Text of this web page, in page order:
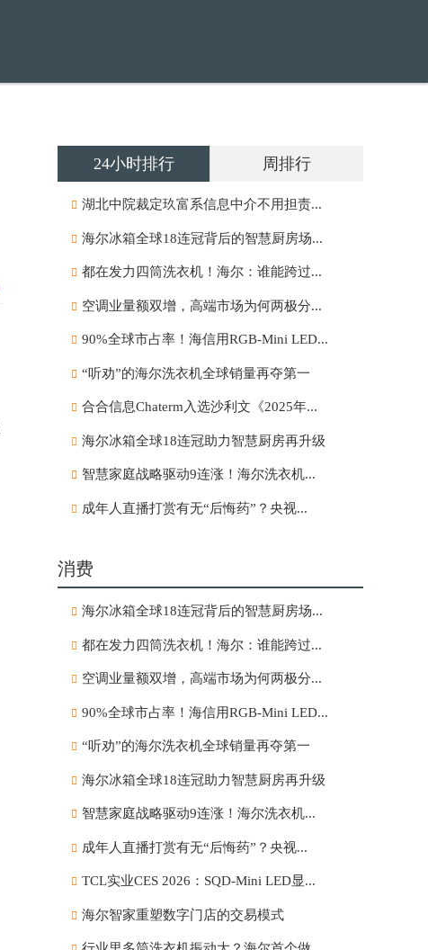
24小时排行 周排行
湖北中院裁定玖富系信息中介不用担责...
海尔冰箱全球18连冠背后的智慧厨房场...
都在发力四筒洗衣机！海尔：谁能跨过...
空调业量额双增，高端市场为何两极分...
90%全球市占率！海信用RGB-Mini LED...
“听劝”的海尔洗衣机全球销量再夺第一
合合信息Chaterm入选沙利文《2025年...
海尔冰箱全球18连冠助力智慧厨房再升级
智慧家庭战略驱动9连涨！海尔洗衣机...
成年人直播打赏有无“后悔药”？央视...
消费
海尔冰箱全球18连冠背后的智慧厨房场...
都在发力四筒洗衣机！海尔：谁能跨过...
空调业量额双增，高端市场为何两极分...
90%全球市占率！海信用RGB-Mini LED...
“听劝”的海尔洗衣机全球销量再夺第一
海尔冰箱全球18连冠助力智慧厨房再升级
智慧家庭战略驱动9连涨！海尔洗衣机...
成年人直播打赏有无“后悔药”？央视...
TCL实业CES 2026：SQD-Mini LED显...
海尔智家重塑数字门店的交易模式